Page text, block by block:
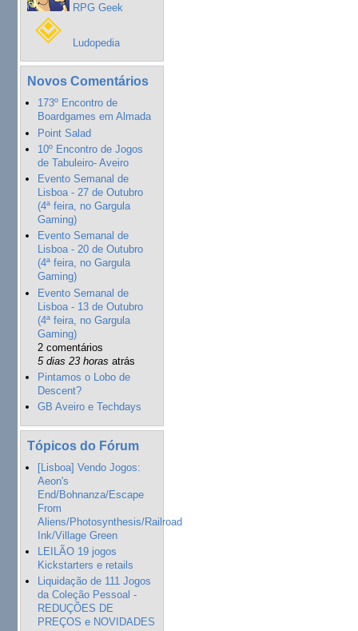
RPG Geek
Ludopedia
Novos Comentários
173º Encontro de
Boardgames em Almada
Point Salad
10º Encontro de Jogos
de Tabuleiro- Aveiro
Evento Semanal de
Lisboa - 27 de Outubro
(4ª feira, no Gargula
Gaming)
Evento Semanal de
Lisboa - 20 de Outubro
(4ª feira, no Gargula
Gaming)
Evento Semanal de
Lisboa - 13 de Outubro
(4ª feira, no Gargula
Gaming)
2 comentários
5 dias 23 horas atrás
Pintamos o Lobo de
Descent?
GB Aveiro e Techdays
Tópicos do Fórum
[Lisboa] Vendo Jogos:
Aeon's
End/Bohnanza/Escape
From
Aliens/Photosynthesis/Railroad
Ink/Village Green
LEILÃO 19 jogos
Kickstarters e retails
Liquidação de 111 Jogos
da Coleção Pessoal -
REDUÇÕES DE
PREÇOS e NOVIDADES